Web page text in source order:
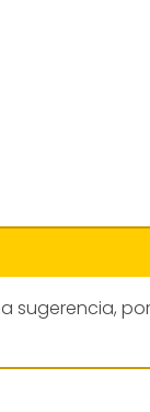
sugerencia,